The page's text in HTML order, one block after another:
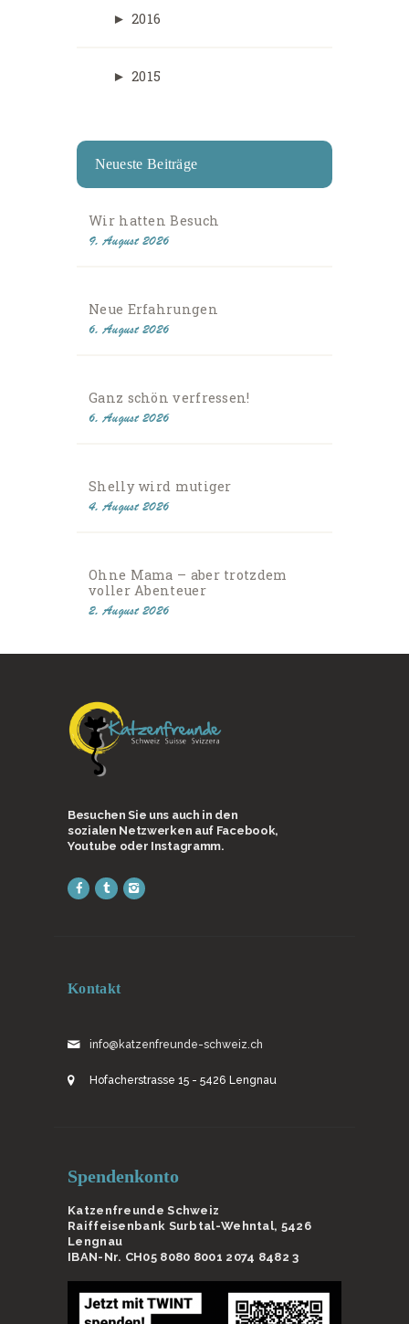
► 2016
► 2015
Neueste Beiträge
Wir hatten Besuch
9. August 2026
Neue Erfahrungen
6. August 2026
Ganz schön verfressen!
6. August 2026
Shelly wird mutiger
4. August 2026
Ohne Mama – aber trotzdem
voller Abenteuer
2. August 2026
Besuchen Sie uns auch in den
sozialen Netzwerken auf Facebook,
Youtube oder Instagramm.
Kontakt
info@katzenfreunde-schweiz.ch
Hofacherstrasse 15 - 5426 Lengnau
Spendenkonto
Katzenfreunde Schweiz
Raiffeisenbank Surbtal-Wehntal, 5426
Lengnau
IBAN-Nr. CH05 8080 8001 2074 8482 3